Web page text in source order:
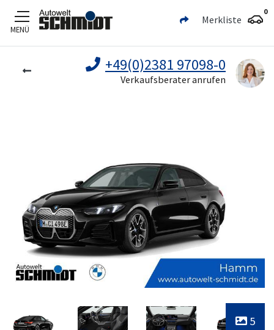
Zum Hauptinhalt
MENÜ
Merkliste
0
+49(0)2381 97098-0
Verkaufsberater anrufen
5